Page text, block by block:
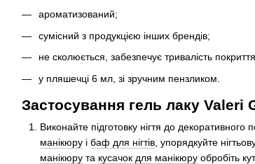
ароматизований;
сумісний з продукцією інших брендів;
не сколюється, забезпечує тривалість
у пляшечці 6 мл, зі зручним пензликом.
Застосування гель лаку Valeri
Виконайте підготовку нігтя до декоративного
манікюру і баф для нігтів , упорядкуйте
манікюру та кусачок для манікюру обробіть